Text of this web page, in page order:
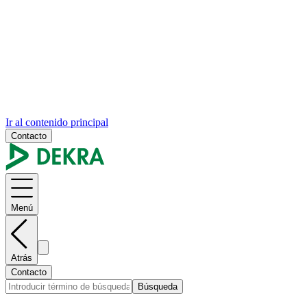
Ir al contenido principal
Contacto
Menú
Atrás
Contacto
Búsqueda